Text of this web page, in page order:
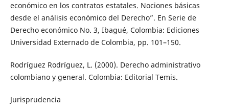
económico en los contratos estatales. Nociones básicas
desde el análisis económico del Derecho”. En Serie de
Derecho económico No. 3, Ibagué, Colombia: Ediciones
Universidad Externado de Colombia, pp. 101–150.
Rodríguez Rodríguez, L. (2000). Derecho administrativo
colombiano y general. Colombia: Editorial Temis.
Jurisprudencia